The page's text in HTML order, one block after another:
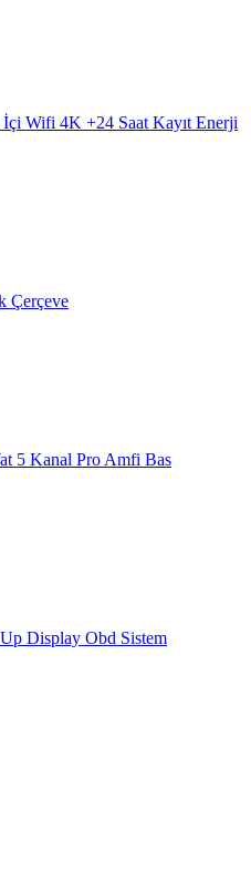
İçi Wifi 4K +24 Saat Kayıt Enerji
Çerçeve
5 Kanal Pro Amfi Bas
Display Obd Sistem